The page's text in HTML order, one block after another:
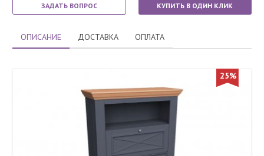
ЗАДАТЬ ВОПРОС КУПИТЬ В ОДИН КЛИК
ОПИСАНИЕ ДОСТАВКА ОПЛАТА
25%